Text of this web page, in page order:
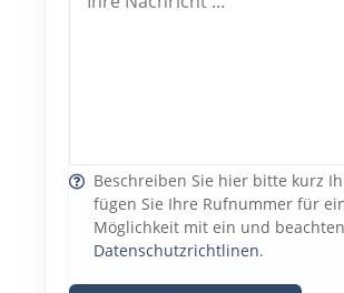
Beschreiben Sie hier bitte kurz
fügen Sie Ihre Rufnummer für
Möglichkeit mit ein und
Datenschutzrichtlinen.